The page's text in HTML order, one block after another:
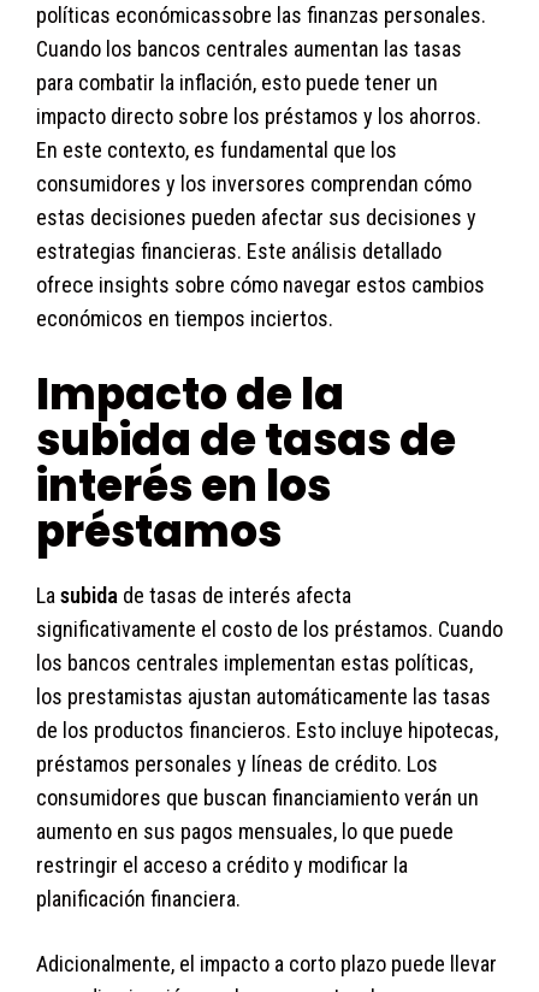
políticas económicassobre las finanzas personales.
Cuando los bancos centrales aumentan las tasas
para combatir la inflación, esto puede tener un
impacto directo sobre los préstamos y los ahorros.
En este contexto, es fundamental que los
consumidores y los inversores comprendan cómo
estas decisiones pueden afectar sus decisiones y
estrategias financieras. Este análisis detallado
ofrece insights sobre cómo navegar estos cambios
económicos en tiempos inciertos.
Impacto de la
subida de tasas de
interés en los
préstamos
La subida de tasas de interés afecta
significativamente el costo de los préstamos. Cuando
los bancos centrales implementan estas políticas,
los prestamistas ajustan automáticamente las tasas
de los productos financieros. Esto incluye hipotecas,
préstamos personales y líneas de crédito. Los
consumidores que buscan financiamiento verán un
aumento en sus pagos mensuales, lo que puede
restringir el acceso a crédito y modificar la
planificación financiera.
Adicionalmente, el impacto a corto plazo puede llevar